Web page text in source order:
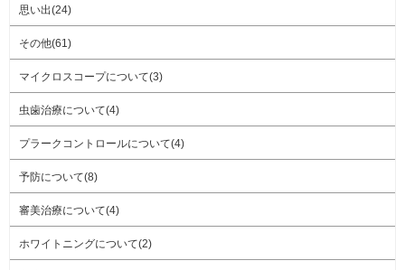
思い出(24)
その他(61)
マイクロスコープについて(3)
虫歯治療について(4)
プラークコントロールについて(4)
予防について(8)
審美治療について(4)
ホワイトニングについて(2)